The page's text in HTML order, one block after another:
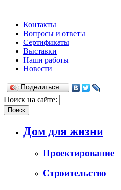
Контакты
Вопросы и ответы
Сертификаты
Выставки
Наши работы
Новости
Поделиться…
Поиск на сайте:
Дом для жизни
Проектирование
Строительство